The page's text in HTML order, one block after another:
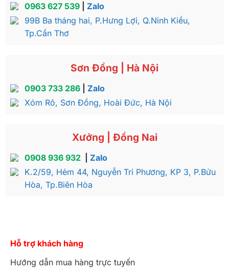
– T123
0963 627 539| Zalo
99B Ba tháng hai, P.Hưng Lợi, Q.Ninh Kiều,
Tp.Cần Thơ
Sơn Đồng | Hà Nội
0903 733 286| Zalo
Xóm Rô, Sơn Đồng, Hoài Đức, Hà Nội
Xưởng | Đồng Nai
0908 936 932
Zalo
K.2/59, Hẻm 44, Nguyễn Tri Phương, KP 3, P.Bửu
Hòa, Tp.Biên Hòa
Hỗ trợ khách hàng
Hướng dẫn mua hàng trực tuyến